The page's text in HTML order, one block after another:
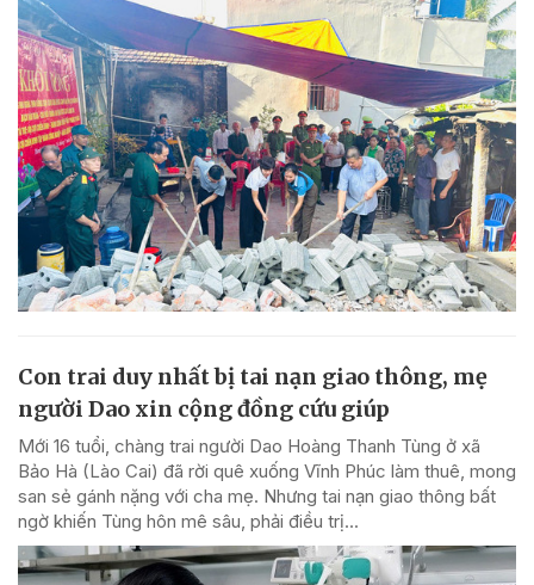
Con trai duy nhất bị tai nạn giao thông, mẹ
người Dao xin cộng đồng cứu giúp
Mới 16 tuổi, chàng trai người Dao Hoàng Thanh Tùng ở xã
Bảo Hà (Lào Cai) đã rời quê xuống Vĩnh Phúc làm thuê, mong
san sẻ gánh nặng với cha mẹ. Nhưng tai nạn giao thông bất
ngờ khiến Tùng hôn mê sâu, phải điều trị...